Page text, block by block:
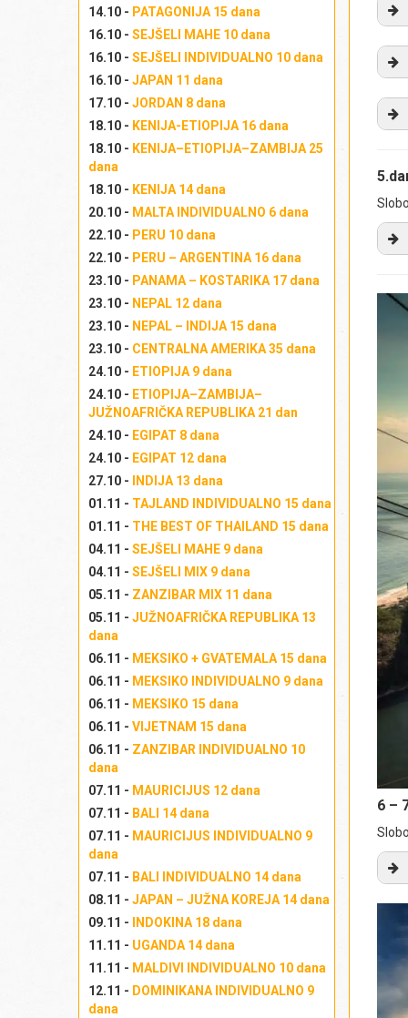
14.10 - PATAGONIJA 15 dana
16.10 - SEJŠELI MAHE 10 dana
16.10 - SEJŠELI INDIVIDUALNO 10 dana
16.10 - JAPAN 11 dana
17.10 - JORDAN 8 dana
18.10 - KENIJA-ETIOPIJA 16 dana
18.10 - KENIJA–ETIOPIJA–ZAMBIJA 25
dana
18.10 - KENIJA 14 dana
20.10 - MALTA INDIVIDUALNO 6 dana
22.10 - PERU 10 dana
22.10 - PERU – ARGENTINA 16 dana
23.10 - PANAMA – KOSTARIKA 17 dana
23.10 - NEPAL 12 dana
23.10 - NEPAL – INDIJA 15 dana
23.10 - CENTRALNA AMERIKA 35 dana
24.10 - ETIOPIJA 9 dana
24.10 - ETIOPIJA–ZAMBIJA–
JUŽNOAFRIČKA REPUBLIKA 21 dan
24.10 - EGIPAT 8 dana
24.10 - EGIPAT 12 dana
27.10 -
INDIJA 13 dana
01.11 - TAJLAND INDIVIDUALNO 15 dana
01.11 - THE BEST OF THAILAND 15 dana
04.11 - SEJŠELI MAHE 9 dana
04.11 - SEJŠELI MIX 9 dana
05.11 - ZANZIBAR MIX 11 dana
05.11 - JUŽNOAFRIČKA REPUBLIKA 13
dana
06.11 - MEKSIKO + GVATEMALA 15 dana
06.11 - MEKSIKO INDIVIDUALNO 9 dana
06.11 - MEKSIKO 15 dana
06.11 - VIJETNAM 15 dana
06.11 - ZANZIBAR INDIVIDUALNO 10
dana
07.11 - MAURICIJUS 12 dana
07.11 - BALI 14 dana
07.11 - MAURICIJUS INDIVIDUALNO 9
dana
07.11 - BALI INDIVIDUALNO 14 dana
08.11 - JAPAN – JUŽNA KOREJA 14 dana
09.11 -
INDOKINA 18 dana
11.11 - UGANDA 14 dana
11.11 - MALDIVI INDIVIDUALNO 10 dana
12.11 - DOMINIKANA INDIVIDUALNO 9
dana
(
6 –